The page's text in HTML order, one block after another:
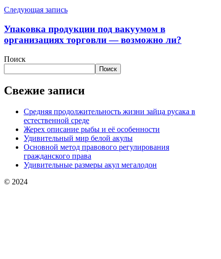
Следующая запись
Упаковка продукции под вакуумом в
организациях торговли — возможно ли?
Поиск
Поиск
Свежие записи
Средняя продолжительность жизни зайца русака в
естественной среде
Жерех описание рыбы и её особенности
Удивительный мир белой акулы
Основной метод правового регулирования
гражданского права
Удивительные размеры акул мегалодон
© 2024